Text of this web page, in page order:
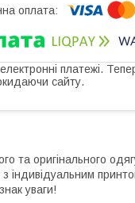
платежі.
сайту.
та оригінального
уваги!